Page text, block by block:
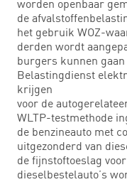
worden openbaar
de
het gebruik WOZ-
derden wordt
burgers kunnen
Belastingdienst
krijgen
voor de
WLTP-testmethode
de benzineauto met
uitgezonderd van
de fijnstoftoeslag
dieselbestelauto’s